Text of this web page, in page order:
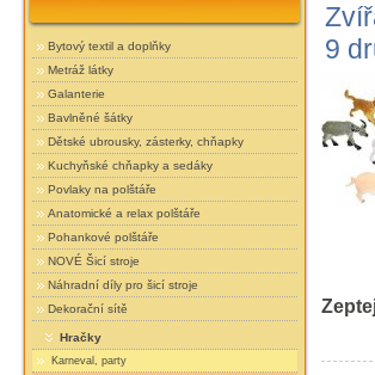
Bytový textil a doplňky
Metráž látky
Galanterie
Bavlněné šátky
Dětské ubrousky, zásterky, chňapky
Kuchyňské chňapky a sedáky
Povlaky na polštáře
Anatomické a relax polštáře
Pohankové polštáře
NOVÉ Šicí stroje
Náhradní díly pro šicí stroje
Dekorační sítě
Hračky
Karneval, party
9